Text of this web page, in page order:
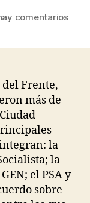
comentariosen
Frente,
más de
la
la
el PSA y
sobre